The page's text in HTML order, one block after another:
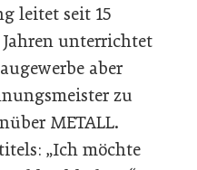
leitet seit 15
Jahren unterrichtet
aber
zu
METALL.
„Ich möchte